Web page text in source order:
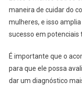
maneira de cuidar do
mulheres, e isso
sucesso em potenciais
É importante que o
para que ele possa
dar um diagnóstico